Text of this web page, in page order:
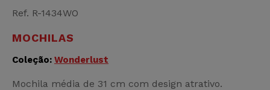
Ref. R-1434WO
MOCHILAS
Coleção: Wonderlust
Mochila média de 31 cm com design atrativo.